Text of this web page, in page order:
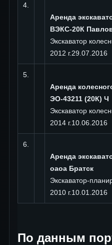
4.
Аренда
ВЭКС-20К
Экскаватор
2012 г.29.07.2016
5.
Аренда
ЭО-43211 (20К) Ч
Экскаватор
2014 г.10.06.2016
6.
Аренда
оаоа Братск
Экскаватор-
2010 г.10.01.2016
По данным